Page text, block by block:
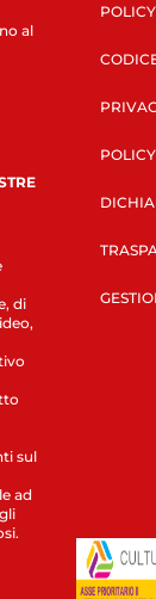
al
di
sul
ad